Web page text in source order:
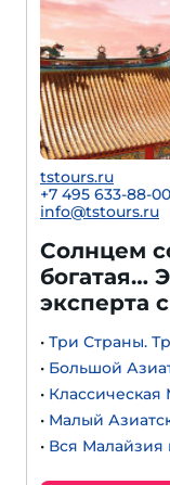
tstours.ru
+7 495 633-88-00
info@tstours.ru
Солнцем
богатая…
эксперта
• Три Страны.
• Большой
• Классическая
• Малый
• Вся Малайзия